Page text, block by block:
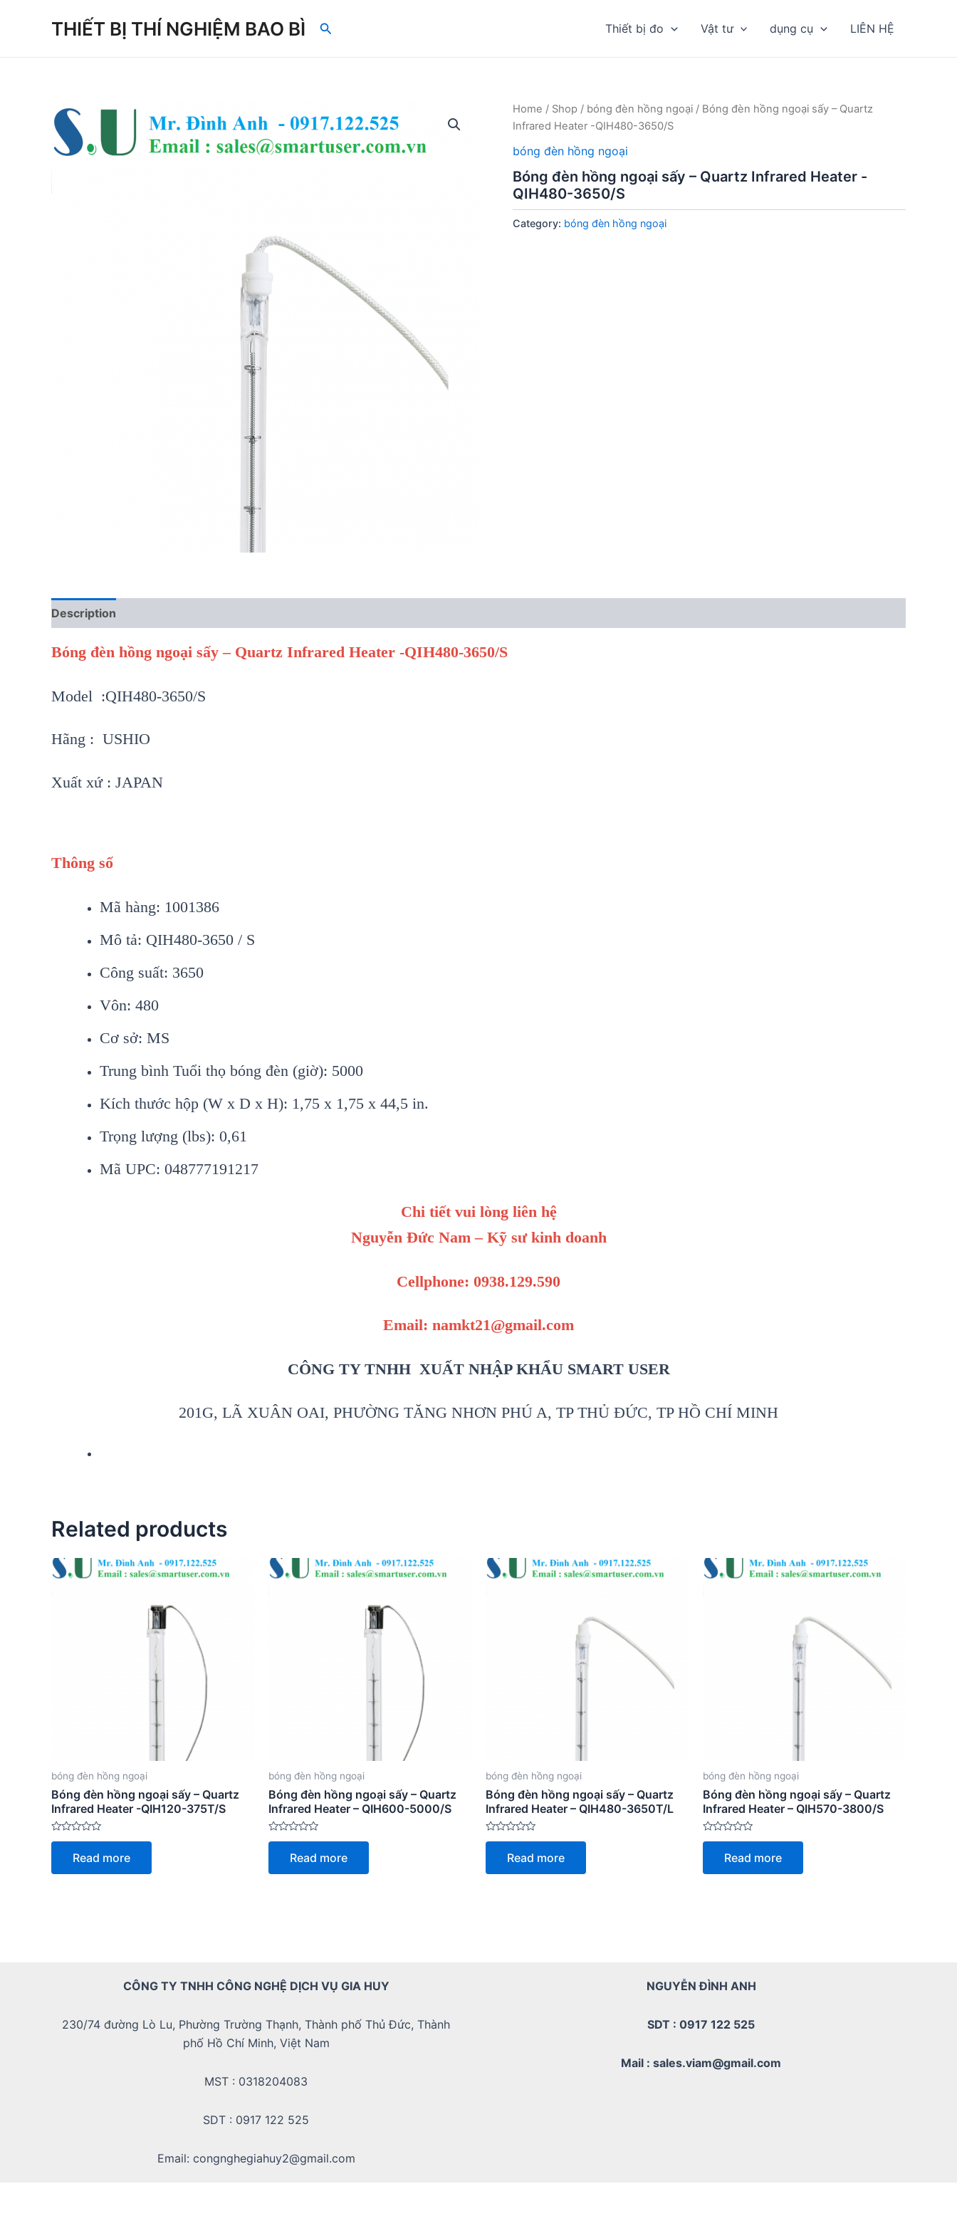
THIẾT BỊ THÍ NGHIỆM BAO BÌ Search Thiết bị đo Vật tư dụng cụ LIÊN HỆ
Home / Shop / bóng đèn hồng ngoại / Bóng đèn hồng ngoại sấy – Quartz
Infrared Heater -QIH480-3650/S
bóng đèn hồng ngoại
Bóng đèn hồng ngoại sấy – Quartz Infrared Heater -
QIH480-3650/S
Category: bóng đèn hồng ngoại
Description
Bóng đèn hồng ngoại sấy – Quartz Infrared Heater -QIH480-3650/S
Model :QIH480-3650/S
Hãng : USHIO
Xuất xứ : JAPAN
Thông số
Mã hàng: 1001386
Mô tả: QIH480-3650 / S
Công suất: 3650
Vôn: 480
Cơ sở: MS
Trung bình Tuổi thọ bóng đèn (giờ): 5000
Kích thước hộp (W x D x H): 1,75 x 1,75 x 44,5 in.
Trọng lượng (lbs): 0,61
Mã UPC: 048777191217
Chi tiết vui lòng liên hệ
Nguyễn Đức Nam – Kỹ sư kinh doanh
Cellphone: 0938.129.590
Email: namkt21@gmail.com
CÔNG TY TNHH XUẤT NHẬP KHẨU SMART USER
201G, LÃ XUÂN OAI, PHƯỜNG TĂNG NHƠN PHÚ A, TP THỦ ĐỨC, TP HỒ CHÍ MINH
Related products
bóng đèn hồng ngoại
Bóng đèn hồng ngoại sấy – Quartz
Infrared Heater -QIH120-375T/S
Rated
5
Read more
bóng đèn hồng ngoại
Bóng đèn hồng ngoại sấy – Quartz
Infrared Heater – QIH600-5000/S
Rated
5
Read more
bóng đèn hồng ngoại
Bóng đèn hồng ngoại sấy – Quartz
Infrared Heater – QIH480-3650T/L
Rated
5
Read more
bóng đèn hồng ngoại
Bóng đèn hồng ngoại sấy – Quartz
Infrared Heater – QIH570-3800/S
Rated
5
Read more
CÔNG TY TNHH CÔNG NGHỆ DỊCH VỤ GIA HUY
230/74 đường Lò Lu, Phường Trường Thạnh, Thành phố Thủ Đức, Thành
phố Hồ Chí Minh, Việt Nam
MST : 0318204083
SDT : 0917 122 525
Email: congnghegiahuy2@gmail.com
NGUYỄN ĐÌNH ANH
SDT : 0917 122 525
Mail : sales.viam@gmail.com